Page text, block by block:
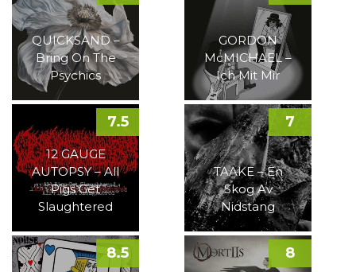
QUICKSAND –
Bring On The
Psychics
GORDON
McMICHAEL –
Ich Mit Mir
12 GAUGE
AUTOPSY – All
Pigs Get
Slaughtered
7.5
TAAKE – En
Skog Av
Nidstang
7
8.5 8